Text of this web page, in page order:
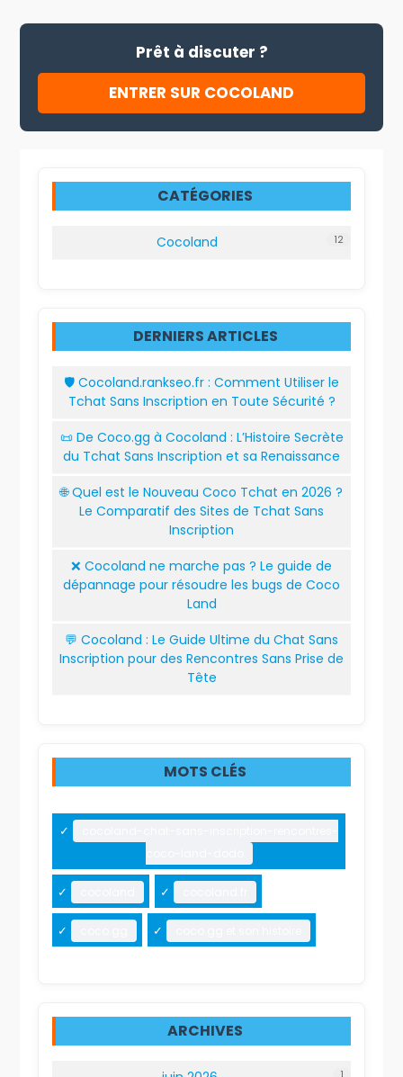
Prêt à discuter ?
ENTRER SUR COCOLAND
CATÉGORIES
Cocoland 12
DERNIERS ARTICLES
🛡️ Cocoland.rankseo.fr : Comment Utiliser le
Tchat Sans Inscription en Toute Sécurité ?
📜 De Coco.gg à Cocoland : L’Histoire Secrète
du Tchat Sans Inscription et sa Renaissance
🌐 Quel est le Nouveau Coco Tchat en 2026 ?
Le Comparatif des Sites de Tchat Sans
Inscription
❌ Cocoland ne marche pas ? Le guide de
dépannage pour résoudre les bugs de Coco
Land
💬 Cocoland : Le Guide Ultime du Chat Sans
Inscription pour des Rencontres Sans Prise de
Tête
MOTS CLÉS
ARCHIVES
1